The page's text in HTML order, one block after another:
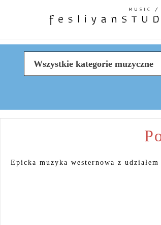
Wszystkie kategorie muzyczne
Epicka muzyka westernowa z